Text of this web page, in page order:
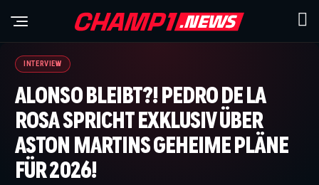
INTERVIEW
ALONSO BLEIBT?! PEDRO DE LA
ROSA SPRICHT EXKLUSIV ÜBER
ASTON MARTINS GEHEIME PLÄNE
FÜR 2026!